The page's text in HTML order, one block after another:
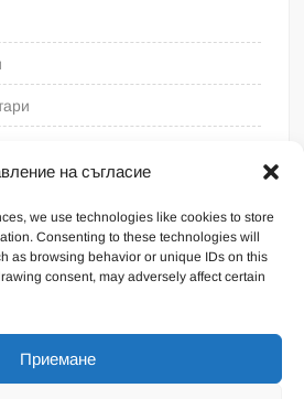
на съгласие
we use technologies like cookies to store
Consenting to these technologies will
as browsing behavior or unique IDs on this
consent, may adversely affect certain
Приемане